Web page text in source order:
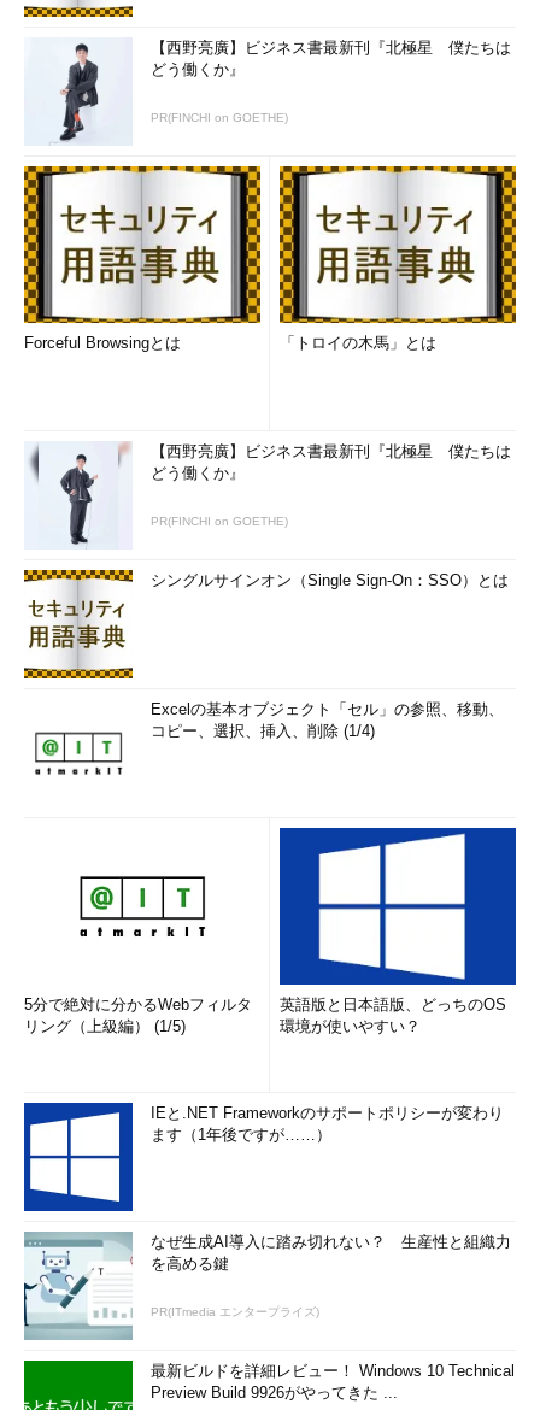
【西野亮廣】ビジネス書最新刊『北極星 僕たちは
どう働くか』
PR(FINCHI on GOETHE)
Forceful Browsingとは 「トロイの木馬」とは
【西野亮廣】ビジネス書最新刊『北極星 僕たちは
どう働くか』
PR(FINCHI on GOETHE)
シングルサインオン（Single Sign-On：SSO）とは
Excelの基本オブジェクト「セル」の参照、移動、
コピー、選択、挿入、削除 (1/4)
5分で絶対に分かるWebフィルタ
リング（上級編） (1/5)
英語版と日本語版、どっちのOS
環境が使いやすい？
IEと.NET Frameworkのサポートポリシーが変わり
ます（1年後ですが……）
なぜ生成AI導入に踏み切れない？ 生産性と組織力
を高める鍵
PR(ITmedia エンタープライズ)
最新ビルドを詳細レビュー！ Windows 10 Technical
Preview Build 9926がやってきた ...